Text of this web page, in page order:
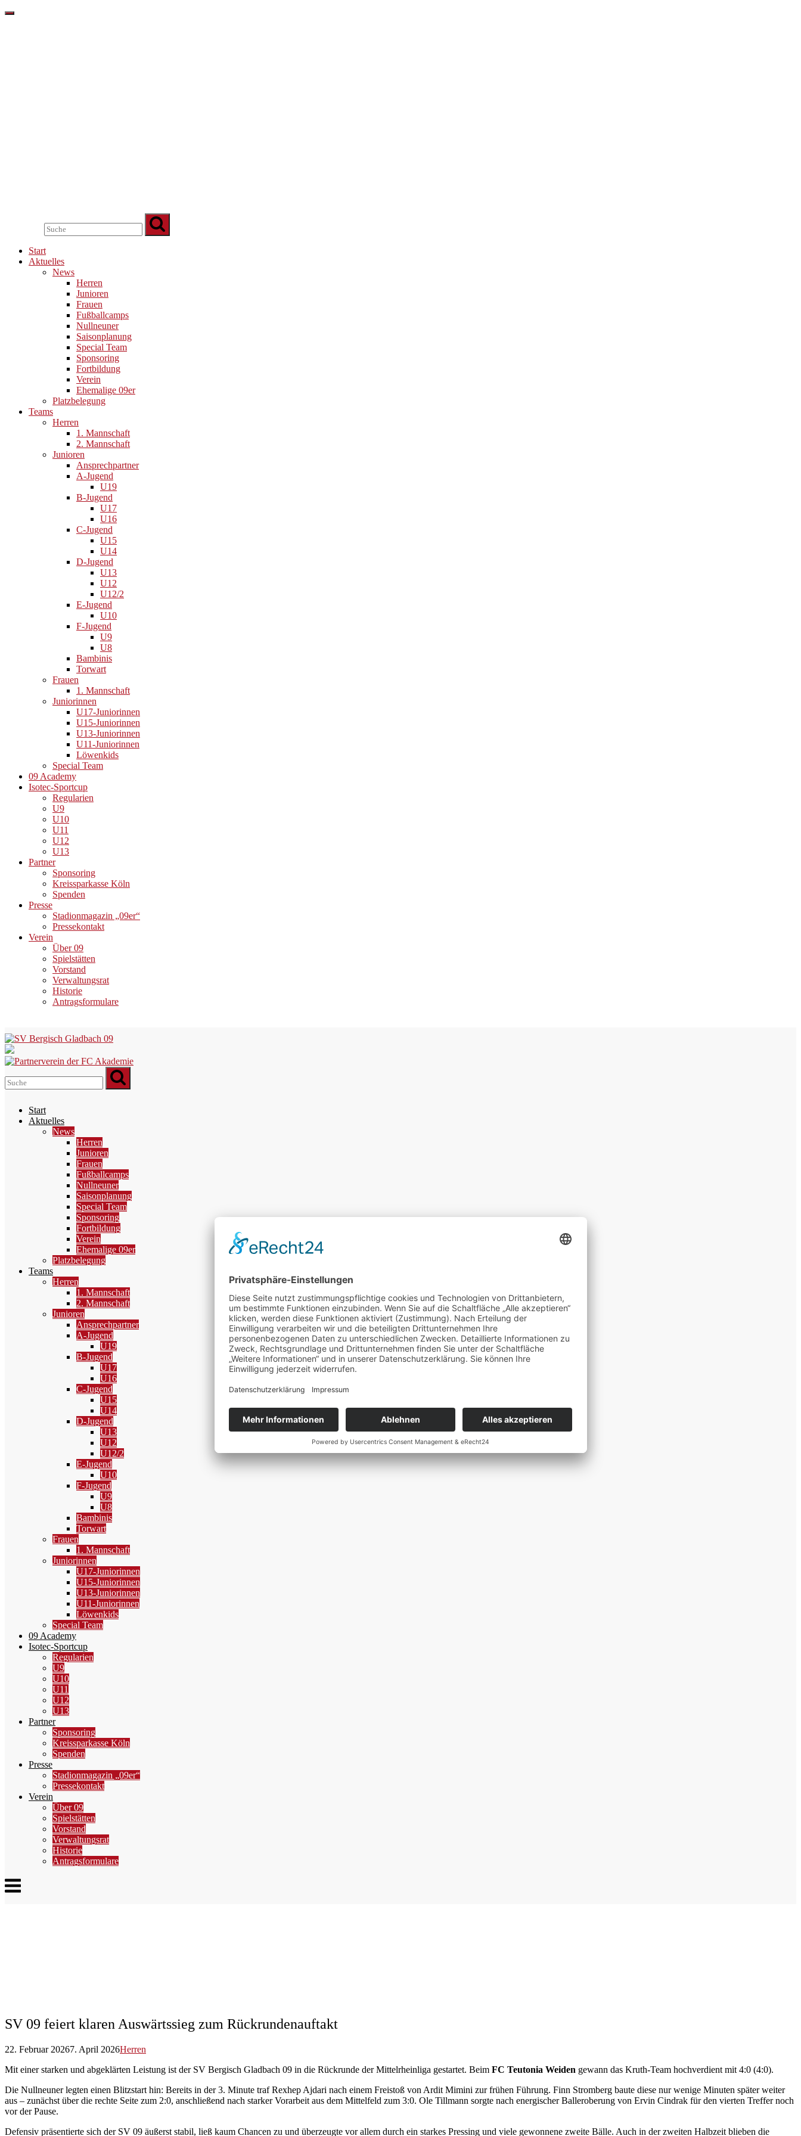
Start
Aktuelles
News
Herren
Junioren
Frauen
Fußballcamps
Nullneuner
Saisonplanung
Special Team
Sponsoring
Fortbildung
Verein
Ehemalige 09er
Platzbelegung
Teams
Herren
1. Mannschaft
2. Mannschaft
Junioren
Ansprechpartner
A-Jugend
U19
B-Jugend
U17
U16
C-Jugend
U15
U14
D-Jugend
U13
U12
U12/2
E-Jugend
U10
F-Jugend
U9
U8
Bambinis
Torwart
Frauen
1. Mannschaft
Juniorinnen
U17-Juniorinnen
U15-Juniorinnen
U13-Juniorinnen
U11-Juniorinnen
Löwenkids
Special Team
09 Academy
Isotec-Sportcup
Regularien
U9
U10
U11
U12
U13
Partner
Sponsoring
Kreissparkasse Köln
Spenden
Presse
Stadionmagazin „09er“
Pressekontakt
Verein
Über 09
Spielstätten
Vorstand
Verwaltungsrat
Historie
Antragsformulare
Skip
to
content
Start
Aktuelles
News
Herren
Junioren
Frauen
Fußballcamps
Nullneuner
Saisonplanung
Special Team
Sponsoring
Fortbildung
Verein
Ehemalige 09er
Platzbelegung
Teams
Herren
1. Mannschaft
2. Mannschaft
Junioren
Ansprechpartner
A-Jugend
U19
B-Jugend
U17
U16
C-Jugend
U15
U14
D-Jugend
U13
U12
U12/2
E-Jugend
U10
F-Jugend
U9
U8
Bambinis
Torwart
Frauen
1. Mannschaft
Juniorinnen
U17-Juniorinnen
U15-Juniorinnen
U13-Juniorinnen
U11-Juniorinnen
Löwenkids
Special Team
09 Academy
Isotec-Sportcup
Regularien
U9
U10
U11
U12
U13
Partner
Sponsoring
Kreissparkasse Köln
Spenden
Presse
Stadionmagazin „09er“
Pressekontakt
Verein
Über 09
Spielstätten
Vorstand
Verwaltungsrat
Historie
Antragsformulare
Menu
SV 09 feiert klaren Auswärtssieg zum Rückrundenauftakt
22. Februar 20267. April 2026Herren
Mit einer starken und abgeklärten Leistung ist der SV Bergisch Gladbach 09 in die Rückrunde der Mittelrheinliga gestartet. Beim FC Teutonia Weiden gewann das Kruth-Team hochverdient mit 4:0 (4:0).
Die Nullneuner legten einen Blitzstart hin: Bereits in der 3. Minute traf Rexhep Ajdari nach einem Freistoß von Ardit Mimini zur frühen Führung. Finn Stromberg baute diese nur wenige Minuten später weiter
aus – zunächst über die rechte Seite zum 2:0, anschließend nach starker Vorarbeit aus dem Mittelfeld zum 3:0. Ole Tillmann sorgte nach energischer Balleroberung von Ervin Cindrak für den vierten Treffer noch
vor der Pause.
Defensiv präsentierte sich der SV 09 äußerst stabil, ließ kaum Chancen zu und überzeugte vor allem durch ein starkes Pressing und viele gewonnene zweite Bälle. Auch in der zweiten Halbzeit blieben die